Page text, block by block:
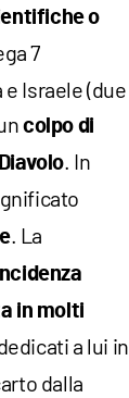
o
7
Israele (due
colpo di
Diavolo. In
. La
in molti
a lui in
dalla